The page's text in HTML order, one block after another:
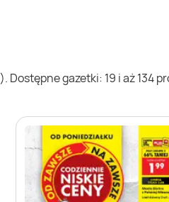
gazetki: 19 i aż 134